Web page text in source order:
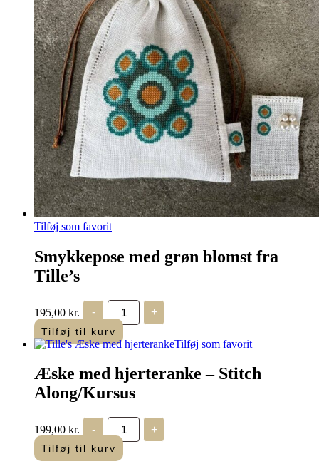
Tilføj som favorit
Smykkepose med grøn blomst fra
Tille’s
195,00 kr. -
Smykkepose
med
grøn
blomst
fra
antal
+
Tilføj til kurv
Tilføj som favorit
Æske med hjerteranke – Stitch
Along/Kursus
199,00 kr. -
Æske
med
hjerteranke
+
Tilføj til kurv